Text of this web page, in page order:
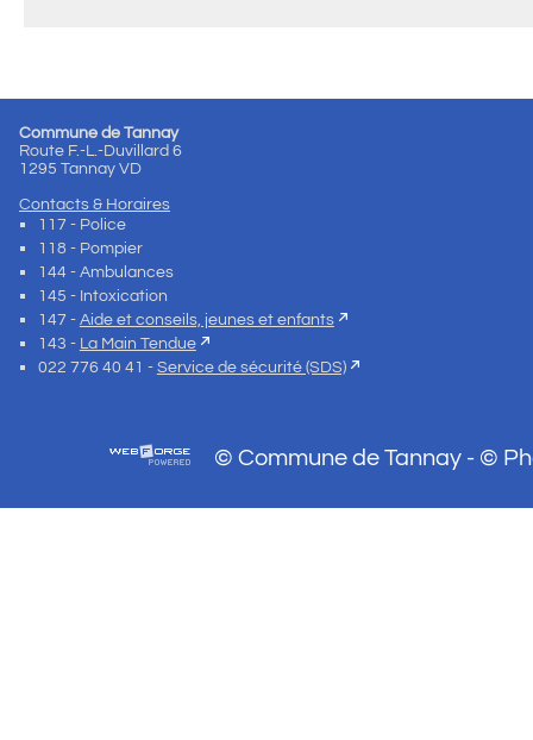
Commune de Tannay
Route F.-L.-Duvillard 6
1295 Tannay VD
Contacts & Horaires
117 - Police
118 - Pompier
144 - Ambulances
145 - Intoxication
147 - Aide et conseils, jeunes et enfants
143 - La Main Tendue
022 776 40 41 - Service de sécurité (SDS)
© Commune de Tannay - ©